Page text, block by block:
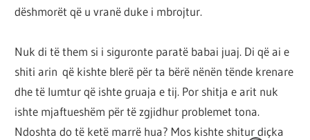
dëshmorët që u vranë duke i mbrojtur.
Nuk di të them si i siguronte paratë babai juaj. Di që ai e
shiti arin që kishte blerë për ta bërë nënën tënde krenare
dhe të lumtur që ishte gruaja e tij. Por shitja e arit nuk
ishte mjaftueshëm për të zgjidhur problemet tona.
Ndoshta do të ketë marrë hua? Mos kishte shitur diçka